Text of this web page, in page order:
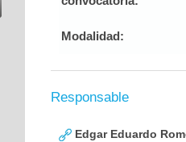
Modalidad:
Responsable
Edgar Eduardo